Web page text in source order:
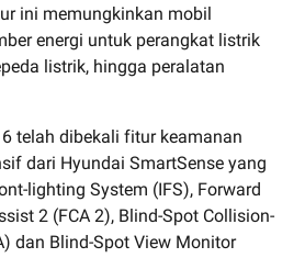
ini memungkinkan mobil
energi untuk perangkat listrik
listrik, hingga peralatan
telah dibekali fitur keamanan
dari Hyundai SmartSense yang
lighting System (IFS), Forward
2 (FCA 2), Blind-Spot Collision-
dan Blind-Spot View Monitor